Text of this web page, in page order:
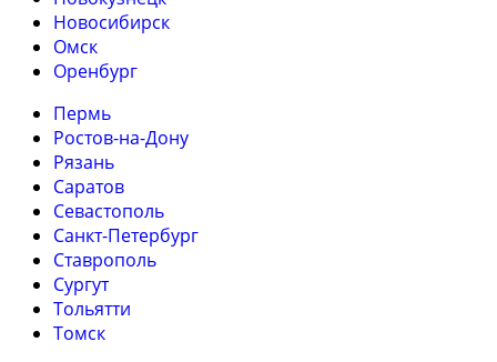
Новосибирск
Омск
Оренбург
Пермь
Ростов-на-Дону
Рязань
Саратов
Севастополь
Санкт-Петербург
Ставрополь
Сургут
Тольятти
Томск